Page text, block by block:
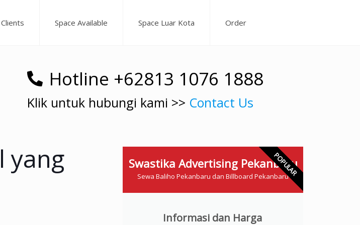
Space Available Space Luar Kota Order
Hotline +62813 1076 1888
Klik untuk hubungi kami >> Contact Us
yang Swastika Advertising Pekanbaru
Sewa Baliho Pekanbaru dan Billboard Pekanbaru
Informasi dan Harga
POPULAR